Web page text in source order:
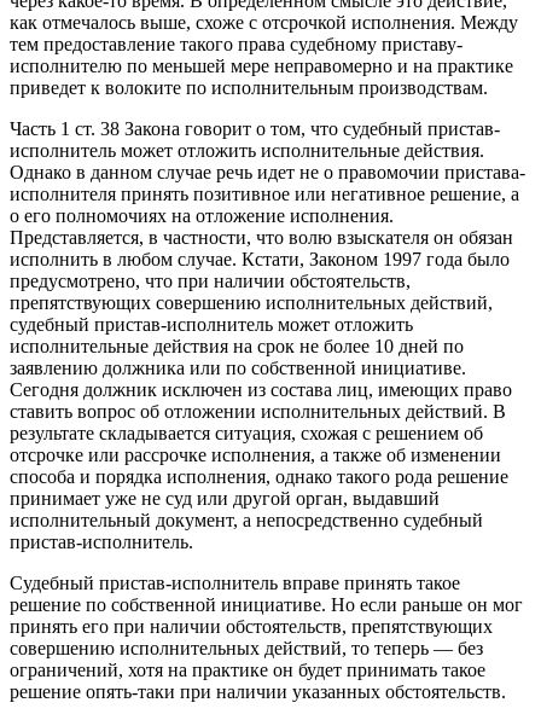
как отмечалось выше, схоже с отсрочкой исполнения. Между
тем предоставление такого права судебному приставу-
исполнителю по меньшей мере неправомерно и на практике
приведет к волоките по исполнительным производствам.
Часть 1 ст. 38 Закона говорит о том, что судебный пристав-
исполнитель может отложить исполнительные действия.
Однако в данном случае речь идет не о правомочии пристава-
исполнителя принять позитивное или негативное решение, а
о его полномочиях на отложение исполнения.
Представляется, в частности, что волю взыскателя он обязан
исполнить в любом случае. Кстати, Законом 1997 года было
предусмотрено, что при наличии обстоятельств,
препятствующих совершению исполнительных действий,
судебный пристав-исполнитель может отложить
исполнительные действия на срок не более 10 дней по
заявлению должника или по собственной инициативе.
Сегодня должник исключен из состава лиц, имеющих право
ставить вопрос об отложении исполнительных действий. В
результате складывается ситуация, схожая с решением об
отсрочке или рассрочке исполнения, а также об изменении
способа и порядка исполнения, однако такого рода решение
принимает уже не суд или другой орган, выдавший
исполнительный документ, а непосредственно судебный
пристав-исполнитель.
Судебный пристав-исполнитель вправе принять такое
решение по собственной инициативе. Но если раньше он мог
принять его при наличии обстоятельств, препятствующих
совершению исполнительных действий, то теперь — без
ограничений, хотя на практике он будет принимать такое
решение опять-таки при наличии указанных обстоятельств.